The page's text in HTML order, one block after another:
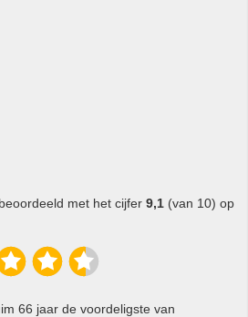
met het cijfer 9,1 (van 10) op
66 jaar de voordeligste van